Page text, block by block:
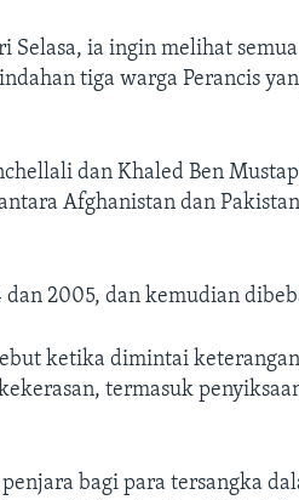
Selasa, ia ingin melihat semua
tiga warga Perancis
dan Khaled Ben
Afghanistan dan
2005, dan kemudian
ketika dimintai
termasuk
bagi para tersangka